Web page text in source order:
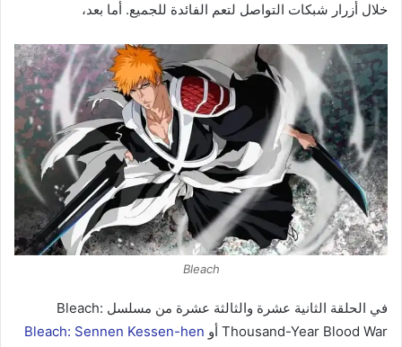
خلال أزرار شبكات التواصل لتعم الفائدة للجميع. أما بعد،
Bleach
في الحلقة الثانية عشرة والثالثة عشرة من مسلسل Bleach:
Thousand-Year Blood War أو
Bleach: Sennen Kessen-hen